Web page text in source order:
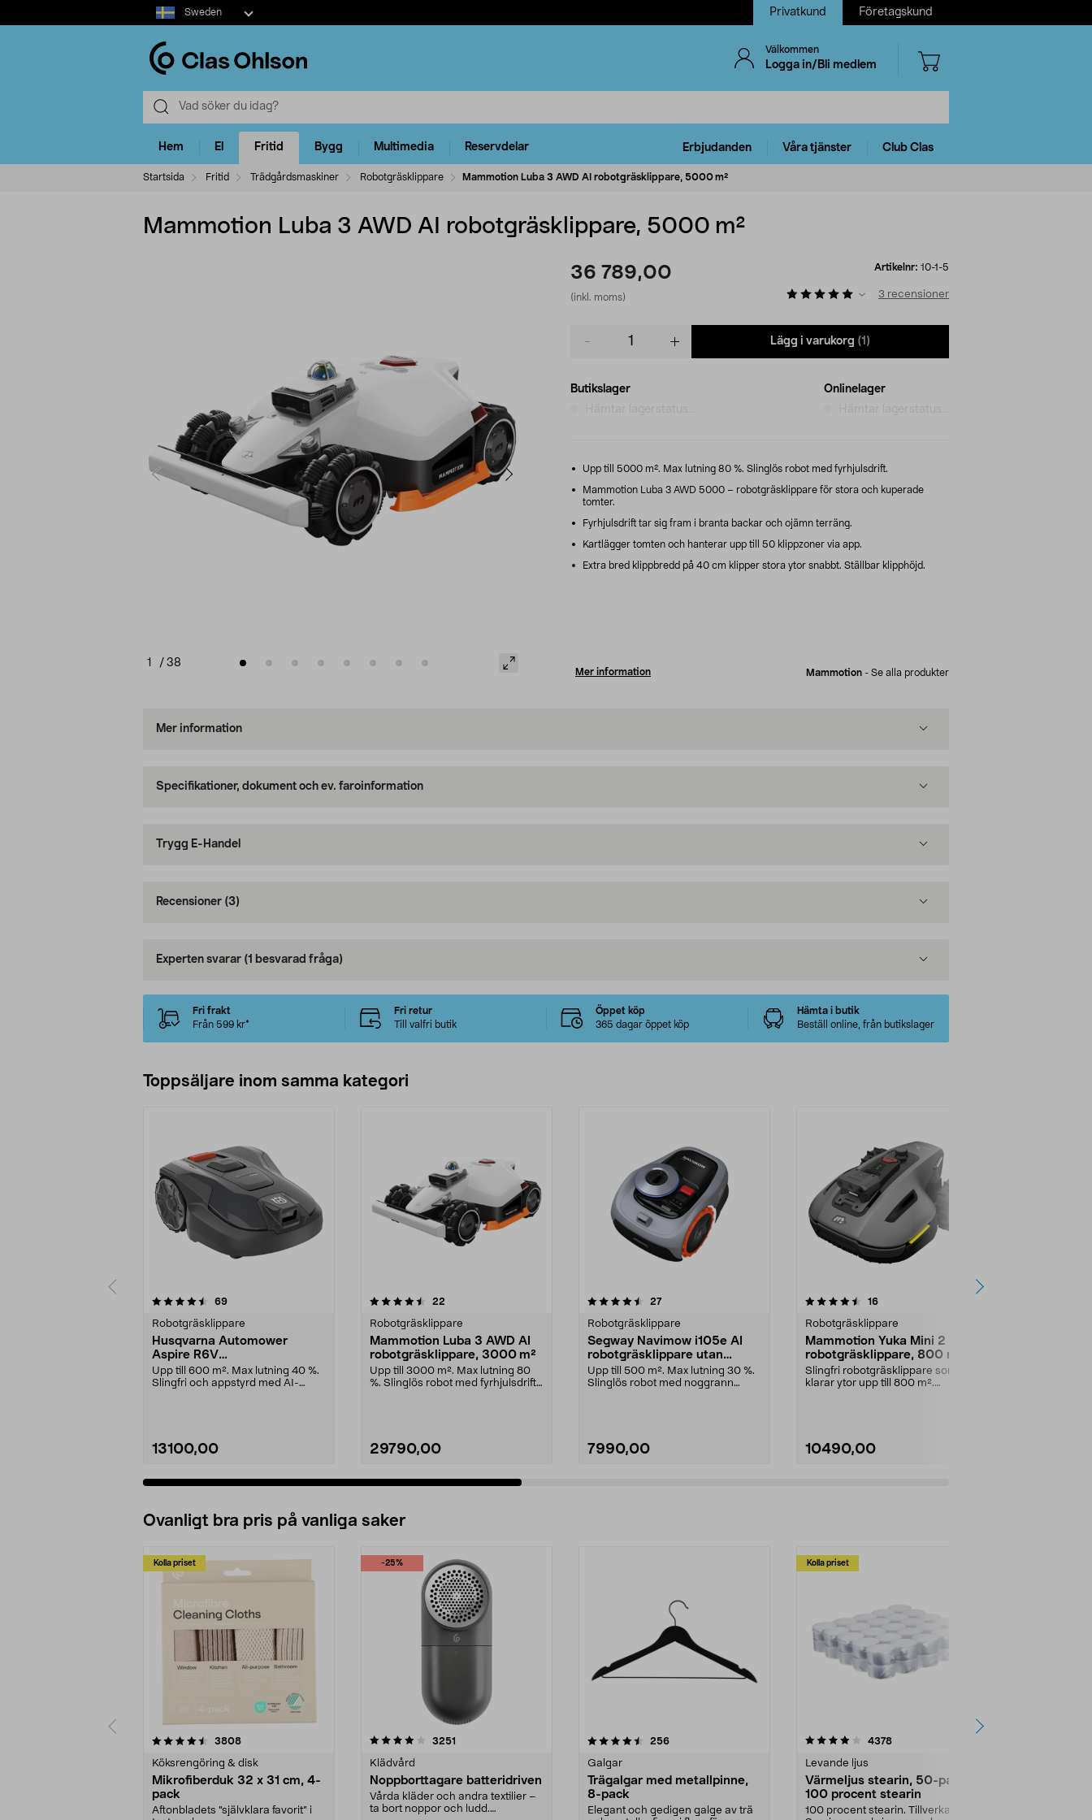
Select
market
Sweden Privatkund Företagskund
Välkommen
Logga in/Bli medlem
Hem El Fritid Bygg Multimedia Reservdelar Erbjudanden Våra tjänster Club Clas
Startsida Fritid Trädgårdsmaskiner Robotgräsklippare Mammotion Luba 3 AWD AI robotgräsklippare, 5000 m²
Mammotion Luba 3 AWD AI robotgräsklippare, 5000 m²
1 / 38
36 789,00
(inkl. moms)
Artikelnr: 10-1-5
3 recensioner
Lägg i varukorg (1)
Butikslager
Onlinelager
Upp till 5000 m². Max lutning 80 %. Slinglös robot med fyrhjulsdrift.
Mammotion Luba 3 AWD 5000 – robotgräsklippare för stora och kuperade
tomter.
Fyrhjulsdrift tar sig fram i branta backar och ojämn terräng.
Kartlägger tomten och hanterar upp till 50 klippzoner via app.
Extra bred klippbredd på 40 cm klipper stora ytor snabbt. Ställbar klipphöjd.
Mer information Mammotion - Se alla produkter
Mer information
Specifikationer, dokument och ev. faroinformation
Trygg E-Handel
Recensioner (3)
Experten svarar (1 besvarad fråga)
Fri frakt
Från 599 kr*
Fri retur
Till valfri butik
Öppet köp
365 dagar öppet köp
Hämta i butik
Beställ online, från butikslager
Toppsäljare inom samma kategori
69recensioner
Robotgräsklippare
Husqvarna Automower
Aspire R6V
robotgräsklippare, 600 m2
Upp till 600 m². Max lutning 40 %.
Slingfri och appstyrd med AI-
13100,00
4.5 av 5 stjärnor 22
Robotgräsklippare
Mammotion Luba 3 AWD AI
robotgräsklippare, 3000 m²
Upp till 3000 m². Max lutning 80
%. Slinglös robot med fyrhjulsdrift.
29790,00
4.5 av 5 stjärnor 27recensioner
Robotgräsklippare
Segway Navimow i105e AI
robotgräsklippare utan
slinga, 500 m2
Upp till 500 m². Max lutning 30 %.
Slinglös robot med noggrann
7990,00
4.5 av 5 stjärnor 16recensioner
Robotgräsklippare
Mammotion Yuka Mini 2 AI
robotgräsklippare, 800 m²
Slingfri robotgräsklippare som
klarar ytor upp till 800 m².
10490,00
3.5 av 5 stjärnor
Ovanligt bra pris på vanliga saker
Kolla priset
3808recensioner
Köksrengöring & disk
Mikrofiberduk 32 x 31 cm, 4-
pack
Aftonbladets "självklara favorit” i
-25%
4.0av 5 stjärnor 3251
Klädvård
Noppborttagare batteridriven
Vårda kläder och andra textilier –
ta bort noppor och ludd.
4.5av 5 stjärnor 256recensioner
Galgar
Trägalgar med metallpinne,
8-pack
Elegant och gedigen galge av trä
Kolla priset
4.0av 5 stjärnor 4378recensioner
Levande ljus
Värmeljus stearin, 50-pack,
100 procent stearin
100 procent stearin. Tillverkade i
4.5av 5 stjärnor